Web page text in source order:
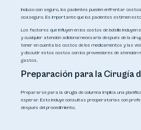
Incluso con seguro, los pacientes pueden enfrentar costos
coaseguro. Es importante que los pacientes estimen
Los factores que influyen en los costos de bolsillo incluyen
y cualquier atención adicional necesaria después de la
tener en cuenta los costos de los medicamentos y las
y discutir estos costos con los proveedores de atención
gastos.
Preparación para la Cirugía
Prepararse para la cirugía de columna implica una
esperar. Esto incluye consultas preoperatorias con
después del procedimiento.